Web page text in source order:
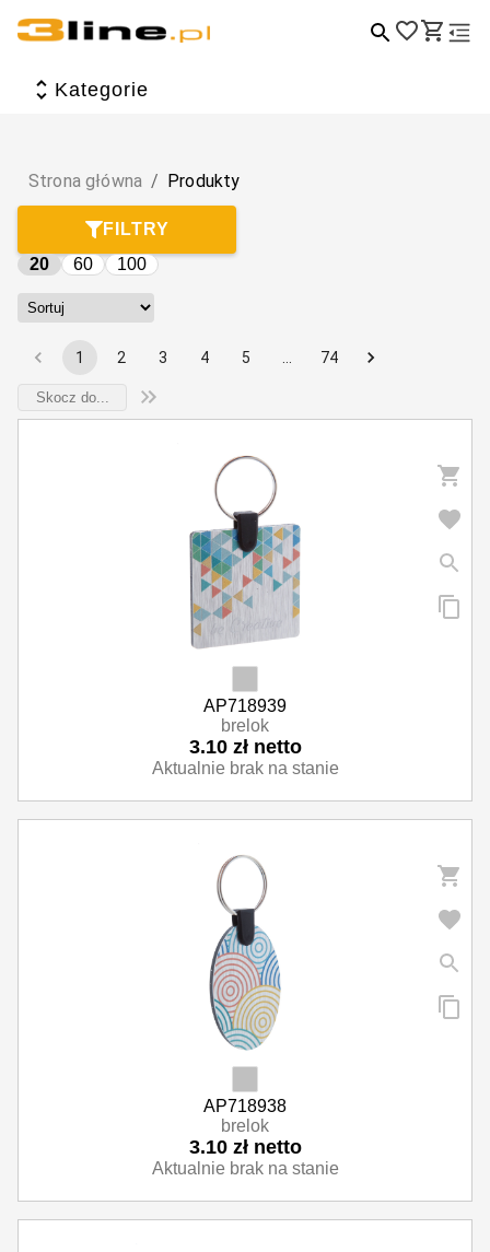
Kategorie
Wszystkie produkty
Dzieci i zabawa
Torby, plecaki, walizki i portfele
Tematyczne
Sport, hobby i wypoczynek
Elektronika i akcesoria
Okazjonalne i upominkowe
Strona główna / Produkty
FILTRY
20
60 100
1 2 3 4 5 74
AP718939
brelok
3.10 zł netto
Aktualnie brak na stanie
AP718938
brelok
3.10 zł netto
Aktualnie brak na stanie